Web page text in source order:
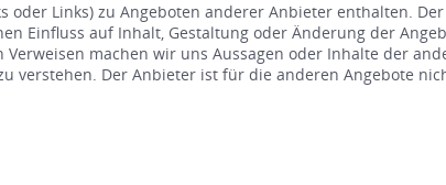
oder Links) zu Angeboten anderer Anbieter enthalten.
Einfluss auf Inhalt, Gestaltung oder Änderung der
machen wir uns Aussagen oder Inhalte der
verstehen. Der Anbieter ist für die anderen Angebote